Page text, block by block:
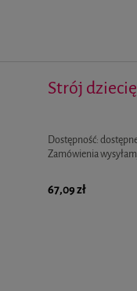
Strój
Dostępność:
Zamówienia
67,09 zł